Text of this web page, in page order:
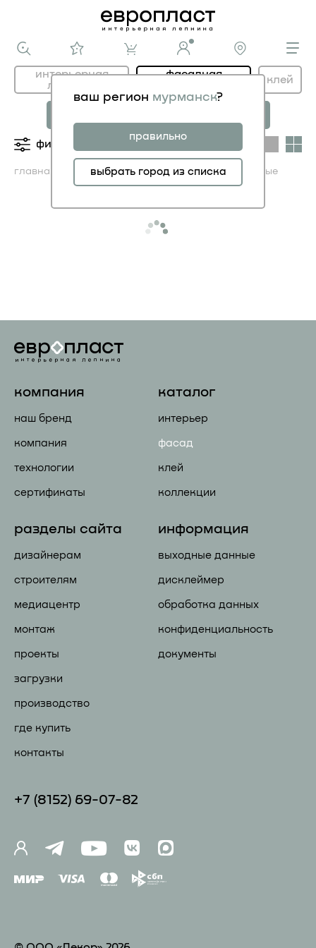
ваш регион мурманск?
правильно
выбрать город из списка
главная каталог ФАСАД орнаменты фасадные
интерьерная
лепнина
фасадная
клей
МОДЕРНИСТИК
НОВОЕ АР-ДЕКО
фильтры категории
компания
наш бренд
компания
технологии
сертификаты
каталог
интерьер
фасад
клей
коллекции
разделы сайта
дизайнерам
строителям
медиацентр
монтаж
проекты
загрузки
производство
где купить
контакты
информация
выходные данные
дисклеймер
обработка данных
конфиденциальность
документы
+7 (81 52) 69-07-82